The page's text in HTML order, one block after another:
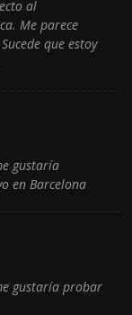
al
Me parece
que estoy
gustaría
en Barcelona
gustaría probar